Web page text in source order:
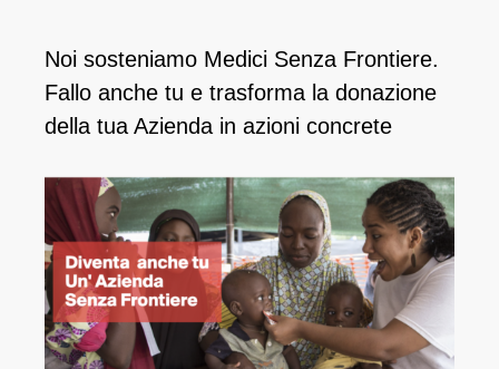
Noi sosteniamo Medici Senza Frontiere.
Fallo anche tu e ​trasforma la donazione
della tua Azienda in azioni concrete